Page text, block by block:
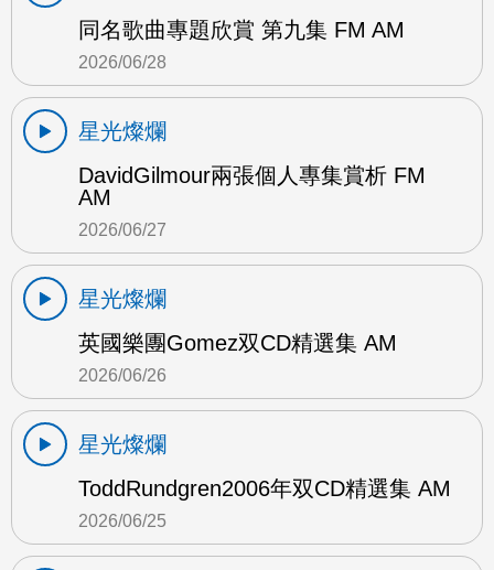
同名歌曲專題欣賞 第九集 FM AM
2026/06/28
星光燦爛
DavidGilmour兩張個人專集賞析 FM
AM
2026/06/27
星光燦爛
英國樂團Gomez双CD精選集 AM
2026/06/26
星光燦爛
ToddRundgren2006年双CD精選集 AM
2026/06/25